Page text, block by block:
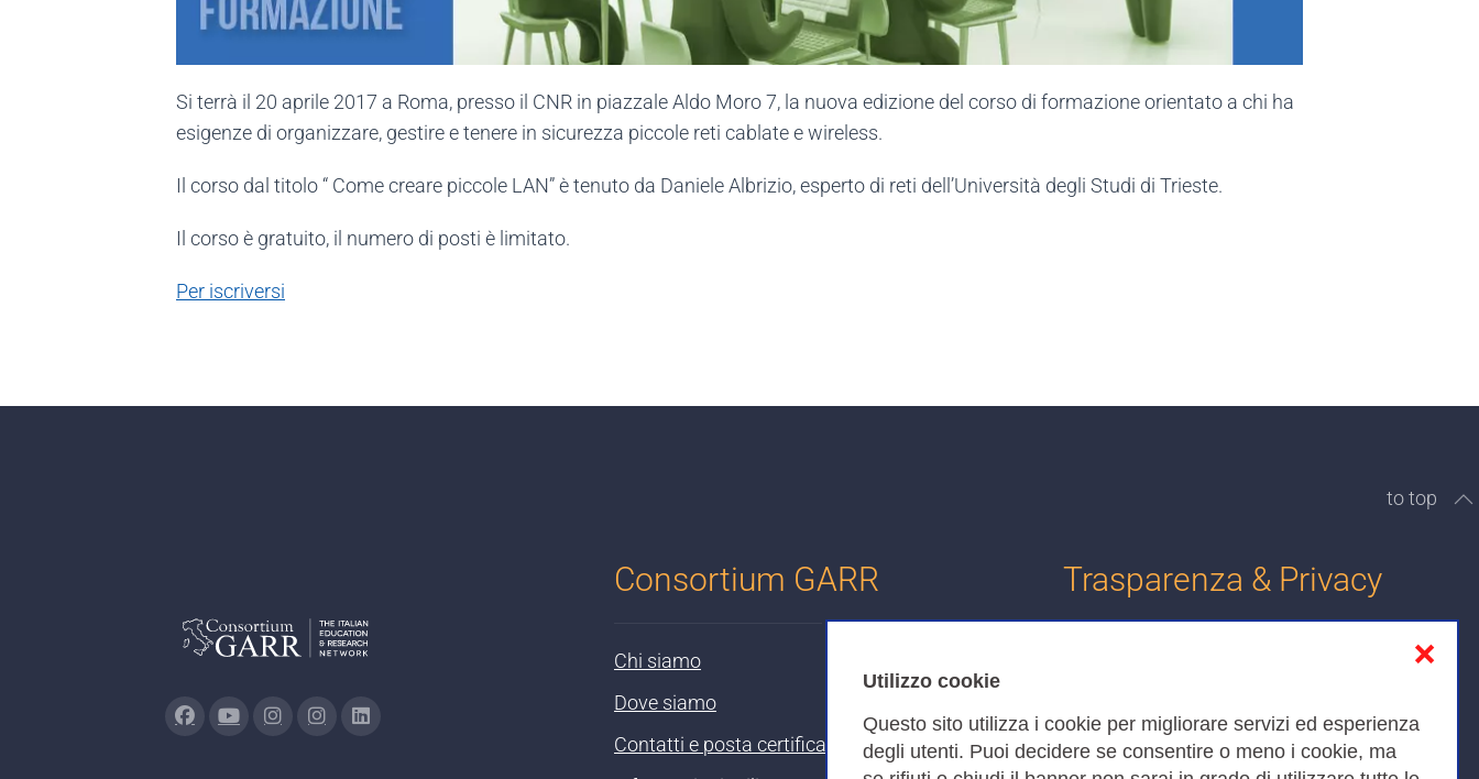
Utilizzo cookie
Questo sito utilizza i cookie per migliorare servizi ed esperienza
degli utenti. Puoi decidere se consentire o meno i cookie, ma
❌
Si terrà il 20 aprile 2017 a Roma, presso il CNR in piazzale Aldo Moro 7, la nuova edizione del corso di formazione orientato a chi ha
esigenze di organizzare, gestire e tenere in sicurezza piccole reti cablate e wireless.
Il corso dal titolo “ Come creare piccole LAN” è tenuto da Daniele Albrizio, esperto di reti dell’Università degli Studi di Trieste.
Il corso è gratuito, il numero di posti è limitato.
Per iscriversi
to top
Consortium GARR
Chi siamo
Dove siamo
Contatti e posta certificata
Trasparenza & Privacy
Amministrazione trasparente